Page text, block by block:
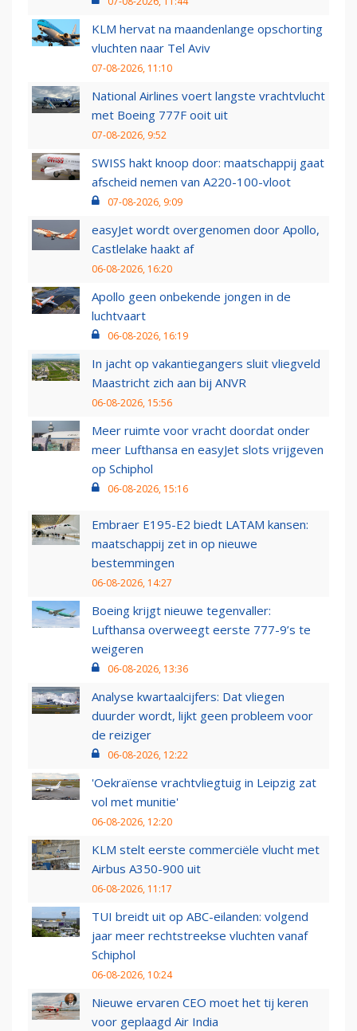
KLM hervat na maandenlange opschorting
vluchten naar Tel Aviv
07-08-2026, 11:10
National Airlines voert langste vrachtvlucht
met Boeing 777F ooit uit
07-08-2026, 9:52
SWISS hakt knoop door: maatschappij gaat
afscheid nemen van A220-100-vloot
07-08-2026, 9:09
easyJet wordt overgenomen door Apollo,
Castlelake haakt af
06-08-2026, 16:20
Apollo geen onbekende jongen in de
luchtvaart
06-08-2026, 16:19
In jacht op vakantiegangers sluit vliegveld
Maastricht zich aan bij ANVR
06-08-2026, 15:56
Meer ruimte voor vracht doordat onder
meer Lufthansa en easyJet slots vrijgeven
op Schiphol
06-08-2026, 15:16
Embraer E195-E2 biedt LATAM kansen:
maatschappij zet in op nieuwe
bestemmingen
06-08-2026, 14:27
Boeing krijgt nieuwe tegenvaller:
Lufthansa overweegt eerste 777-9’s te
weigeren
06-08-2026, 13:36
Analyse kwartaalcijfers: Dat vliegen
duurder wordt, lijkt geen probleem voor
de reiziger
06-08-2026, 12:22
'Oekraïense vrachtvliegtuig in Leipzig zat
vol met munitie'
06-08-2026, 12:20
KLM stelt eerste commerciële vlucht met
Airbus A350-900 uit
06-08-2026, 11:17
TUI breidt uit op ABC-eilanden: volgend
jaar meer rechtstreekse vluchten vanaf
Schiphol
06-08-2026, 10:24
Nieuwe ervaren CEO moet het tij keren
voor geplaagd Air India